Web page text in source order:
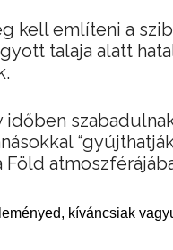
kell említeni a
talaja alatt
időben
Föld
kíváncsiak